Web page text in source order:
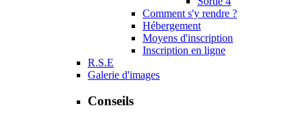
Comment s'y rendre ?
Hébergement
Moyens d'inscription
Inscription en ligne
R.S.E
Galerie d'images
Conseils